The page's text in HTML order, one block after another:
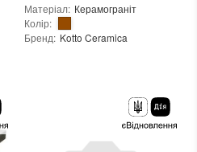
Матеріал: Керамограніт
Колір:
Бренд: Kotto Ceramica